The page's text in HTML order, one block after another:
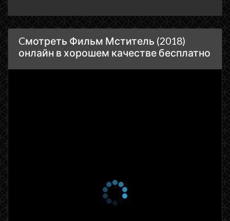
Cмотреть Фильм Мститель (2018)
онлайн в хорошем качестве бесплатно